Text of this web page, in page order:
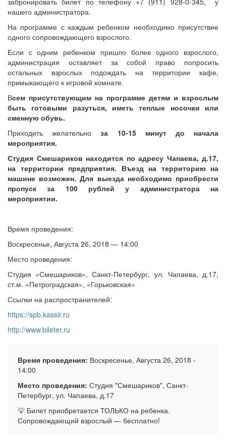
нашего администратора.
На программе с каждым ребенком необходимо присутствие
одного сопровождающего взрослого.
Если с одним ребенком пришло более одного взрослого,
администрация оставляет за собой право попросить
остальных взрослых подождать на территории кафе,
примыкающего к игровой комнате.
Всем присутствующим на программе детям и взрослым
быть готовыми разуться, иметь теплые носочки или
сменную обувь.
Приходить желательноза 10-15 минут до начала
мероприятия.
Студия Смешариков находится по адресу Чапаева, д.17,
на территории предприятия. Въезд на территорию на
машине возможен. Для выезда необходимо приобрести
пропуск за 100 рублей у администратора на
мероприятии.
Время проведения:
Воскресенье, Августа 26, 2018 — 14:00
Место проведения:
Студия «Смешариков», Санкт-Петербург, ул. Чапаева, д.17,
ст.м. «Петроградская», «Горьковская»
Ссылки на распространителей:
https://spb.kassir.ru
http://www.bileter.ru
Время проведения: Воскресенье, Августа 26, 2018 -
14:00
Место проведения: Студия "Смешариков", Санкт-
Петербург, ул. Чапаева, д.17
💡 Билет приобретается ТОЛЬКО на ребенка.
Сопровождающий взрослый — бесплатно!